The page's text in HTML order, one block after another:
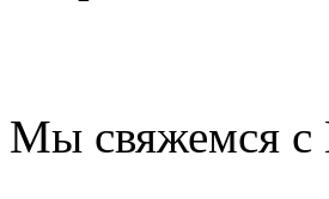
Мы свяжемся с